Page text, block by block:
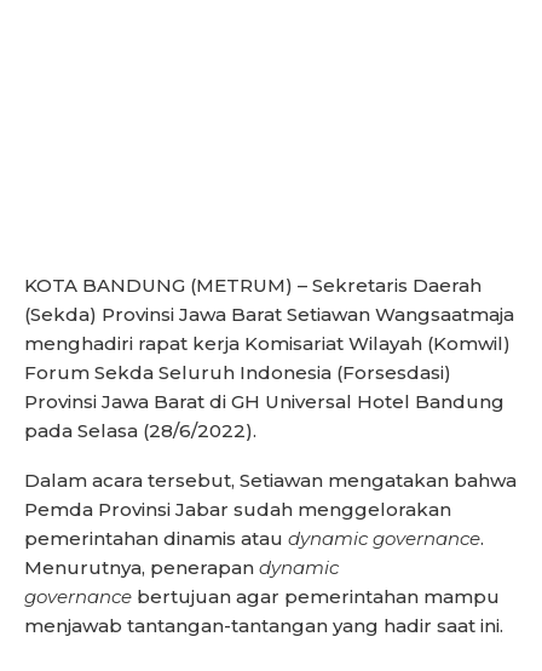
KOTA BANDUNG (METRUM) – Sekretaris Daerah
(Sekda) Provinsi Jawa Barat Setiawan Wangsaatmaja
menghadiri rapat kerja Komisariat Wilayah (Komwil)
Forum Sekda Seluruh Indonesia (Forsesdasi)
Provinsi Jawa Barat di GH Universal Hotel Bandung
pada Selasa (28/6/2022).
Dalam acara tersebut, Setiawan mengatakan bahwa
Pemda Provinsi Jabar sudah menggelorakan
pemerintahan dinamis atau dynamic governance.
Menurutnya, penerapan dynamic
governance bertujuan agar pemerintahan mampu
menjawab tantangan-tantangan yang hadir saat ini.